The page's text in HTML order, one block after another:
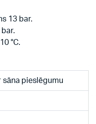
13 bar.
°C.
sāna pieslēgumu